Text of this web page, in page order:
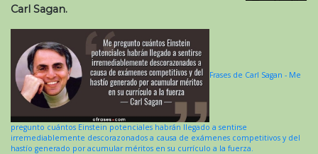
Carl Sagan.
Frases de Carl Sagan - Me
pregunto cuántos Einstein potenciales habrán llegado a sentirse
irremediablemente descorazonados a causa de exámenes competitivos y del
hastío generado por acumular méritos en su currículo a la fuerza.